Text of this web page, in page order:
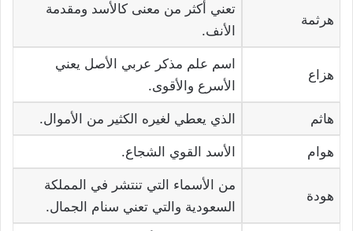
هرثمة
تعني أكثر من معنى كالأسد ومقدمة
الأنف.
هزاع
اسم علم مذكر عربي الأصل يعني
الأسرع والأقوى.
هاثم الذي يعطي لغيره الكثير من الأموال.
هوام الأسد القوي الشجاع.
هودة
من الأسماء التي تنتشر في المملكة
السعودية والتي تعني سنام الجمال.